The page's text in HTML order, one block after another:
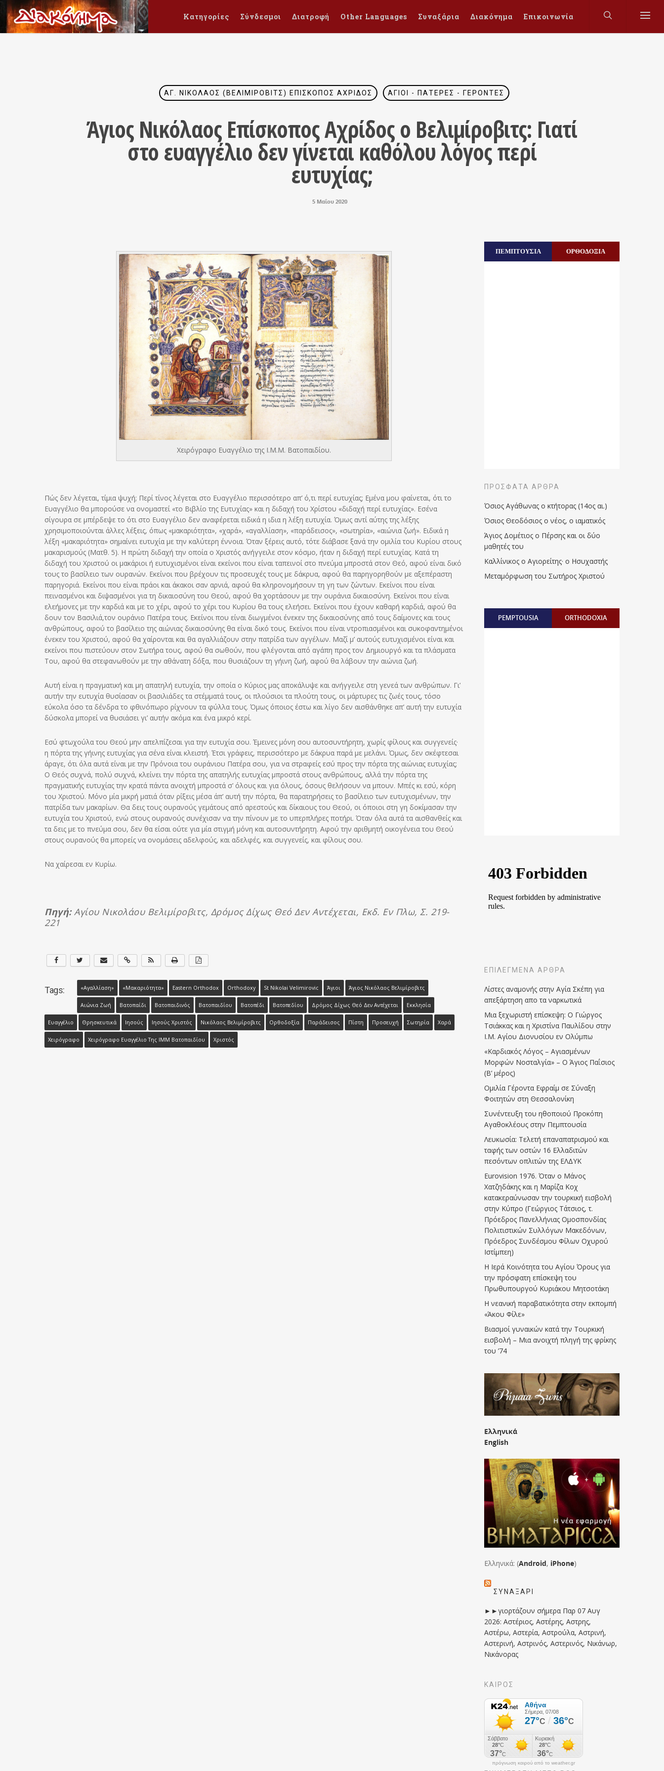
Κατηγορίες Σύνδεσμοι Διατροφή Other Languages Συναξάρια Διακόνημα Επικοινωνία
ΆΓ. ΝΙΚΌΛΑΟΣ (ΒΕΛΙΜΊΡΟΒΙΤΣ) ΕΠΊΣΚΟΠΟΣ ΑΧΡΊΔΟΣ ΆΓΙΟΙ - ΠΑΤΈΡΕΣ - ΓΈΡΟΝΤΕΣ
Άγιος Νικόλαος Επίσκοπος Αχρίδος ο Βελιμίροβιτς: Γιατί
στο ευαγγέλιο δεν γίνεται καθόλου λόγος περί
ευτυχίας;
5 Μαΐου 2020
Χειρόγραφο Ευαγγέλιο της Ι.Μ.Μ. Βατοπαιδίου.
Πώς δεν λέγεται, τίμια ψυχή; Περί τίνος λέγεται στο Ευαγγέλιο περισσότερο απ’ ό,τι περί ευτυχίας; Εμένα μου φαίνεται, ότι το
Ευαγγέλιο θα μπορούσε να ονομαστεί «το Βιβλίο της Ευτυχίας» και η διδαχή του Χρίστου «διδαχή περί ευτυχίας». Εσένα
σίγουρα σε μπέρδεψε το ότι στο Ευαγγέλιο δεν αναφέρεται ειδικά η ιδια η λέξη ευτυχία. Όμως αντί αύτης της λέξης
χρησιμοποιούνται άλλες λέξεις, όπως «μακαριότητα», «χαρά», «αγαλλίαση», «παράδεισος», «σωτηρία», «αιώνια ζωή». Ειδικά η
λέξη «μακαριότητα» σημαίνει ευτυχία με την καλύτερη έννοια. Όταν ξέρεις αυτό, τότε διάβασε ξανά την ομιλία του Κυρίου στους
μακαρισμούς (Ματθ. 5). Η πρώτη διδαχή την οποία ο Χριστός ανήγγειλε στον κόσμο, ήταν η διδαχή περί ευτυχίας. Κατά τη
διδαχή του Χριστού οι μακάριοι ή ευτυχισμένοι είναι εκείνοι που είναι ταπεινοί στο πνεύμα μπροστά στον Θεό, αφού είναι δικό
τους το βασίλειο των ουρανών. Εκείνοι που βρέχουν τις προσευχές τους με δάκρυα, αφού θα παρηγορηθούν με αξεπέραστη
παρηγοριά. Εκείνοι που είναι πράοι και άκακοι σαν αρνιά, αφού θα κληρονομήσουν τη γη των ζώντων. Εκείνοι που είναι
πεινασμένοι και διψασμένοι για τη δικαιοσύνη του Θεού, αφού θα χορτάσουν με την ουράνια δικαιοσύνη. Εκείνοι που είναι
ελεήμονες με την καρδιά και με το χέρι, αφού το χέρι του Κυρίου θα τους ελεήσει. Εκείνοι που έχουν καθαρή καρδιά, αφού θα
δουν τον Βασιλιά,τον ουράνιο Πατέρα τους. Εκείνοι που είναι διωγμένοι ένεκεν της δικαιοσύνης από τους δαίμονες και τους
ανθρώπους, αφού το βασίλειο της αιώνιας δικαιοσύνης θα είναι δικό τους. Εκείνοι που είναι ντροπιασμένοι και συκοφαντημένοι
ένεκεν του Χριστού, αφού θα χαίρονται και θα αγαλλιάζουν στην πατρίδα των αγγέλων. Μαζί μ’ αυτούς ευτυχισμένοι είναι και
εκείνοι που πιστεύουν στον Σωτήρα τους, αφού θα σωθούν, που φλέγονται από αγάπη προς τον Δημιουργό και τα πλάσματα
Του, αφού θα στεφανωθούν με την αθάνατη δόξα, που θυσιάζουν τη γήινη ζωή, αφού θα λάβουν την αιώνια ζωή.
Αυτή είναι η πραγματική και μη απατηλή ευτυχία, την οποία ο Κύριος μας αποκάλυψε και ανήγγειλε στη γενεά των ανθρώπων. Γι’
αυτήν την ευτυχία θυσίασαν οι βασιλιάδες τα στέμματά τους, οι πλούσιοι τα πλούτη τους, οι μάρτυρες τις ζωές τους, τόσο
εύκολα όσο τα δένδρα το φθινόπωρο ρίχνουν τα φύλλα τους. Όμως όποιος έστω και λίγο δεν αισθάνθηκε απ’ αυτή την ευτυχία
δύσκολα μπορεί να θυσιάσει γι’ αυτήν ακόμα και ένα μικρό κερί.
Εσύ φτωχούλα του Θεού μην απελπίζεσαι για την ευτυχία σου. Έμεινες μόνη σου αυτοσυντήρητη, χωρίς φίλους και συγγενείς·
η πόρτα της γήινης ευτυχίας για σένα είναι κλειστή. Έτσι γράφεις, περισσότερο με δάκρυα παρά με μελάνι. Όμως, δεν σκέφτεσαι
άραγε, ότι όλα αυτά είναι με την Πρόνοια του ουράνιου Πατέρα σου, για να στραφείς εσύ προς την πόρτα της αιώνιας ευτυχίας;
Ο Θεός συχνά, πολύ συχνά, κλείνει την πόρτα της απατηλής ευτυχίας μπροστά στους ανθρώπους, αλλά την πόρτα της
πραγματικής ευτυχίας την κρατά πάντα ανοιχτή μπροστά σ’ όλους και για όλους, όσους θελήσουν να μπουν. Μπές κι εσύ, κόρη
του Χριστού. Μόνο μία μικρή ματιά όταν ρίξεις μέσα άπ’ αυτή την πόρτα, θα παρατηρήσεις το βασίλειο των ευτυχισμένων, την
πατρίδα των μακαρίων. Θα δεις τους ουρανούς γεμάτους από αρεστούς και δίκαιους του Θεού, οι όποιοι στη γη δοκίμασαν την
ευτυχία του Χριστού, ενώ στους ουρανούς συνέχισαν να την πίνουν με το υπερπλήρες ποτήρι. Όταν όλα αυτά τα αισθανθείς και
τα δεις με το πνεύμα σου, δεν θα είσαι ούτε για μία στιγμή μόνη και αυτοσυντήρητη. Αφού την αριθμητή οικογένεια του Θεού
στους ουρανούς θα μπορείς να ονομάσεις αδελφούς, και αδελφές, και συγγενείς, και φίλους σου.
Να χαίρεσαι εν Κυρίω.
Πηγή:Αγίου Νικολάου Βελιμίροβιτς, Δρόμος Δίχως Θεό Δεν Αντέχεται, Εκδ. Εν Πλω, Σ. 219-
221
Tags: «αγαλλίαση» «μακαριότητα» Eastern Orthodox Orthodoxy St Nikolai Velimirovic Άγιοι Άγιος Νικόλαος Βελιμίροβιτς
Αιώνια Ζωή Βατοπαίδι Βατοπαιδινός Βατοπαιδίου Βατοπέδι Βατοπεδίου Δρόμος Δίχως Θεό Δεν Αντέχεται Εκκλησία
Ευαγγέλιο Θρησκευτικά Ιησούς Ιησούς Χριστός Νικόλαος Βελιμίροβιτς Ορθοδοξία Παράδεισος Πίστη Προσευχή Σωτηρία Χαρά
Χειρόγραφο Χειρόγραφο Ευαγγέλιο Της ΙΜΜ Βατοπαιδίου Χριστός
ΠΕΜΠΤΟΥΣΙΑ ΟΡΘΟΔΟΞΙΑ
ΠΡΌΣΦΑΤΑ ΆΡΘΡΑ
Όσιος Αγάθωνας ο κτήτορας (14ος αι.)
Όσιος Θεοδόσιος ο νέος, ο ιαματικός
Άγιος Δομέτιος ο Πέρσης και οι δύο
μαθητές του
Καλλίνικος ο Αγιορείτης · ο Ησυχαστής
Μεταμόρφωση του Σωτήρος Χριστού
PEMPTOUSIA ORTHODOXIA
ΕΠΙΛΕΓΜΈΝΑ ΆΡΘΡΑ
Λίστες αναμονής στην Αγία Σκέπη για
απεξάρτηση απο τα ναρκωτικά
Μια ξεχωριστή επίσκεψη: Ο Γιώργος
Τσιάκκας και η Χριστίνα Παυλίδου στην
Ι.Μ. Αγίου Διονυσίου εν Ολύμπω
«Καρδιακός Λόγος – Αγιασμένων
Μορφών Νοσταλγία» – Ο Άγιος Παΐσιος
(Β’ μέρος)
Ομιλία Γέροντα Εφραίμ σε Σύναξη
Φοιτητών στη Θεσσαλονίκη
Συνέντευξη του ηθοποιού Προκόπη
Αγαθοκλέους στην Πεμπτουσία
Λευκωσία: Τελετή επαναπατρισμού και
ταφής των οστών 16 Ελλαδιτών
πεσόντων οπλιτών της ΕΛΔΥΚ
Eurovision 1976. Όταν ο Μάνος
Χατζηδάκης και η Μαρίζα Κοχ
κατακεραύνωσαν την τουρκική εισβολή
στην Κύπρο (Γεώργιος Τάτσιος, τ.
Πρόεδρος Πανελλήνιας Ομοσπονδίας
Πολιτιστικών Συλλόγων Μακεδόνων,
Πρόεδρος Συνδέσμου Φίλων Οχυρού
Ιστίμπεη)
Η Ιερά Κοινότητα του Αγίου Όρους για
την πρόσφατη επίσκεψη του
Πρωθυπουργού Κυριάκου Μητσοτάκη
Η νεανική παραβατικότητα στην εκπομπή
«Άκου Φίλε»
Βιασμοί γυναικών κατά την Τουρκική
εισβολή – Μια ανοιχτή πληγή της φρίκης
του ’74
Ελληνικά
English
Ελληνικά: (Android, iPhone)
ΣΥΝΑΞΆΡΙ
►►γιορτάζουν σήμερα Παρ 07 Αυγ
2026: Αστέριος, Αστέρης, Αστρης,
Αστέρω, Αστερία, Αστρούλα, Αστρινή,
Αστερινή, Αστρινός, Αστερινός, Νικάνωρ,
Νικάνορας
ΚΑΙΡΟΣ
πρόγνωση καιρού από το weather.gr